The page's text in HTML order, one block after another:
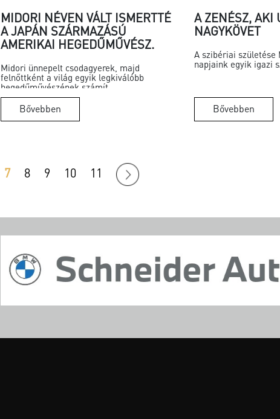
MIDORI NÉVEN VÁLT ISMERTTÉ
A JAPÁN SZÁRMAZÁSÚ
AMERIKAI HEGEDŰMŰVÉSZ.
Midori ünnepelt csodagyerek, majd
felnőttként a világ egyik legkiválóbb
hegedűművészének számít
Bővebben
A ZENÉSZ, AKI
NAGYKÖVET
A szibériai születése
napjaink egyik igazi
Bővebben
7 8 9 10 11